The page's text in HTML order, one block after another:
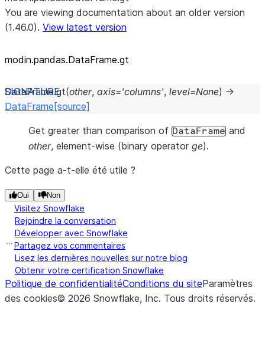
You are viewing documentation about an older version
(1.46.0). View latest version
modin.pandas.DataFrame.gt
DataFrame.gt(other, axis='columns', level=None) →
DataFrame [source]
Get greater than comparison of DataFrame and
other, element-wise (binary operator ge).
Cette page a-t-elle été utile ?
Oui Non
Visitez Snowflake
Rejoindre la conversation
Développer avec Snowflake
Partagez vos commentaires
Lisez les dernières nouvelles sur notre blog
Obtenir votre certification Snowflake
Politique de confidentialitéConditions du siteParamètres
des cookies© 2026 Snowflake, Inc. Tous droits réservés.